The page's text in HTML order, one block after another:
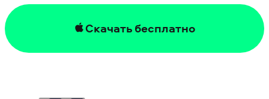
Скачать бесплатно